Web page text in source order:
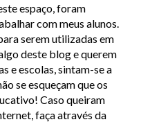
espaço, foram
com meus alunos.
serem utilizadas em
deste blog e querem
e escolas, sintam-se a
se esqueçam que os
Caso queiram
faça através da